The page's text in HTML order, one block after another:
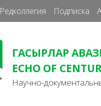
Редколлегия Подписка
ГАСЫРЛАР
ECHO OF
Научно-